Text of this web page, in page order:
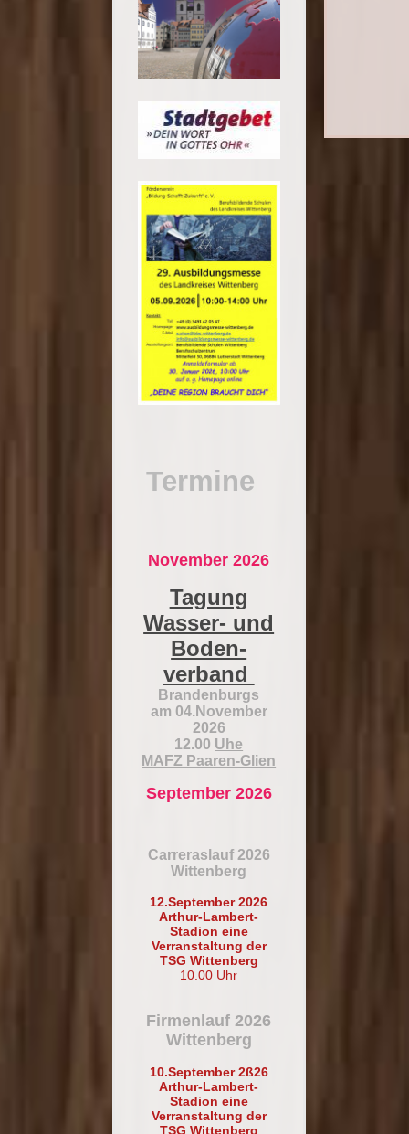
Termine
November 2026
Tagung
Wasser- und
Boden-
verband
Brandenburgs
am 04.November
2026
12.00 Uhe
MAFZ Paaren-Glien
September 2026
Carreraslauf 2026
Wittenberg
12.September 2026
Arthur-Lambert-
Stadion eine
Verranstaltung der
TSG Wittenberg
10.00 Uhr
Firmenlauf 2026
Wittenberg
10.September 2ß26
Arthur-Lambert-
Stadion eine
Verranstaltung der
TSG Wittenberg